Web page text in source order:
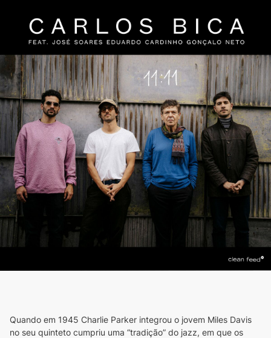
Quando em 1945 Charlie Parker integrou o jovem Miles Davis
no seu quinteto cumpriu uma “tradição” do jazz, em que os